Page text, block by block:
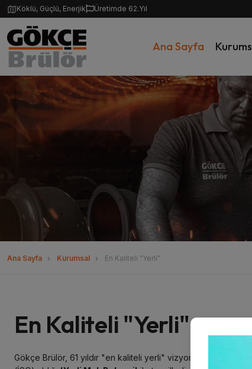
Köklü, Güçlü, Enerjik Üretimde 62.Yıl
Ana Sayfa
Ana Sayfa Kurumsal En Kaliteli "Yerli"
En Kaliteli "Yerli"
Gökçe Brülör, 61 yıldır "en kaliteli yerli" vizyonu ile dünya